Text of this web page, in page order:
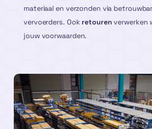
materiaal en verzonden via
vervoerders. Ook retourenverwerken
jouw voorwaarden.